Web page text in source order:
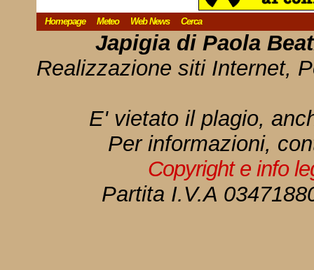
Homepage Meteo Web News Cerca
Japigia di Paola
Realizzazione siti Internet,
E' vietato il plagio,
Per informazioni,
Copyright e info
Partita I.V.A